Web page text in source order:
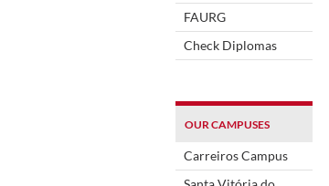
FAURG
Check Diplomas
OUR CAMPUSES
Carreiros Campus